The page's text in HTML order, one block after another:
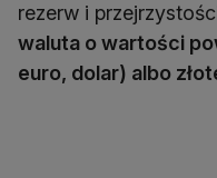
rezerw i
waluta o wartości
euro, dolar) albo